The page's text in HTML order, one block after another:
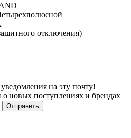
отключения)
на эту почту!
новых поступлениях и брендах
Отправить